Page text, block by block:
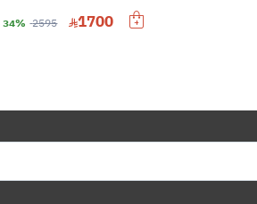
1700
2595 34% خصم